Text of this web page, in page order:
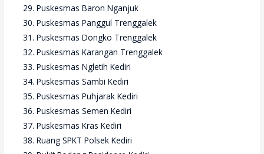
Puskesmas Baron Nganjuk
Puskesmas Panggul Trenggalek
Puskesmas Dongko Trenggalek
Puskesmas Karangan Trenggalek
Puskesmas Ngletih Kediri
Puskesmas Sambi Kediri
Puskesmas Puhjarak Kediri
Puskesmas Semen Kediri
Puskesmas Kras Kediri
Ruang SPKT Polsek Kediri